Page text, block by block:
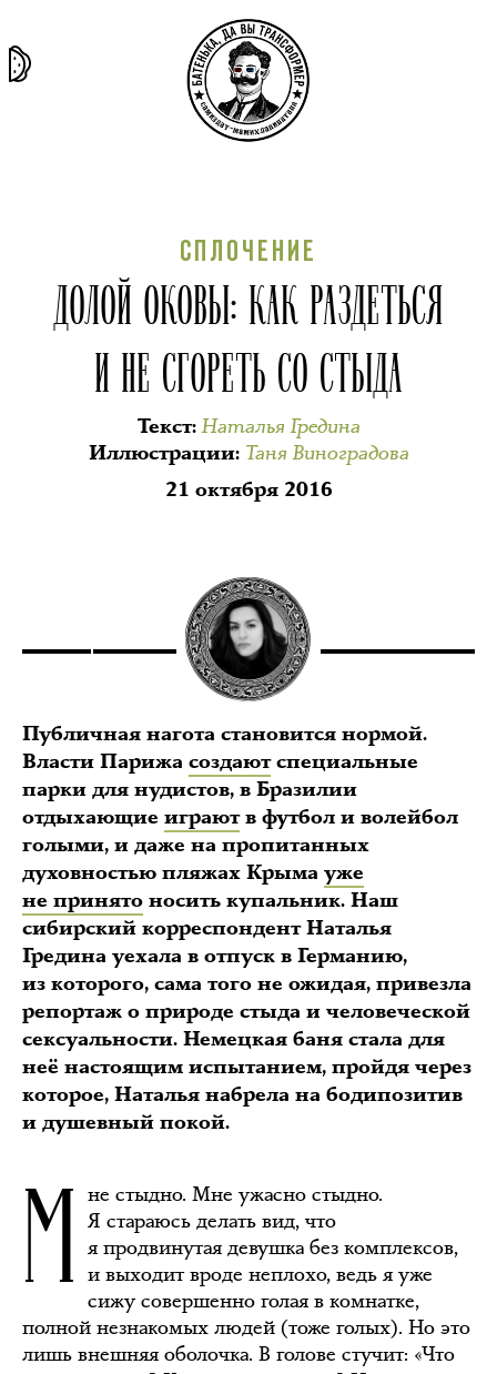
СПЛОЧЕНИЕ
ДОЛОЙ ОКОВЫ: КАК РАЗДЕТЬСЯ
И НЕ СГОРЕТЬ СО СТЫДА
Текст:Наталья Гредина
Иллюстрации: Таня Виноградова
21 октября 2016
Публичная нагота становится нормой.
Власти Парижа создаютспециальные
парки для нудистов, в Бразилии
отдыхающие играютв футбол и волейбол
голыми, и даже на пропитанных
духовностью пляжах Крыма уже
не принято носить купальник. Наш
сибирский корреспондент Наталья
Гредина уехала в отпуск в Германию,
из которого, сама того не ожидая, привезла
репортаж о природе стыда и человеческой
сексуальности. Немецкая баня стала для
неё настоящим испытанием, пройдя через
которое, Наталья набрела на бодипозитив
и душевный покой.
М не стыдно. Мне ужасно стыдно.
Я стараюсь делать вид, что
я продвинутая девушка без комплексов,
и выходит вроде неплохо, ведь я уже
сижу совершенно голая в комнатке,
полной незнакомых людей (тоже голых). Но это
лишь внешняя оболочка. В голове стучит: «Что